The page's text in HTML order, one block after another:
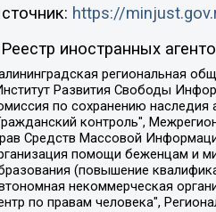
https://
иностранных
"Общественный вердикт", Фонд "Институт Развития Свободы Информации", Частное учреждение "Информационное агентство МЕМО. РУ", Региональная общественная организация "Общественная комиссия по сохранению наследия академика Сахарова", Фонд поддержки свободы прессы, Санкт-Петербургская общественная правозащитная организация "Гражданский контроль", Межрегиональная общественная организация "Информационно-просветительский центр "Мемориал", Региональный Фонд "Центр Защиты Прав Средств Массовой Информации", с 05.12.2023 Фонд "Центр Защиты Прав Средств массовой информации", Региональная общественная благотворительная организация помощи беженцам и мигрантам "Гражданское содействие", Негосударственное образовательное учреждение дополнительного профессионального образования (повышение квалификации) специалистов "АКАДЕМИЯ ПО ПРАВАМ ЧЕЛОВЕКА", Свердловская региональная общественная организация "Сутяжник", Автономная некоммерческая организация "Центр независимых социологических исследований", Союз общественных объединений "Российский исследовательский центр по правам человека", Региональное общественное учреждение научно-информационный центр "МЕМОРИАЛ", Некоммерческая организация "Фонд защиты гласности", Автономная некоммерческая организация "Институт прав человека", Городская общественная организация "Екатеринбургское общество "МЕМОРИАЛ", Городская общественная организация "Рязанское историко-просветительское и правозащитное общество "Мемориал" (Рязанский Мемориал), Челябинский региональный орган общественной самодеятельности – женское общественное объединение "Женщины Евразии", Челябинский региональный орган общественной самодеятельности "Уральская правозащитная группа", Фонд содействия защите здоровья и социальной справедливости имени Андрея Рылькова, Автономная Некоммерческая Организация "Аналитический Центр Юрия Левады", Автономная некоммерческая организация социальной поддержки населения "Проект Апрель", Региональная общественная